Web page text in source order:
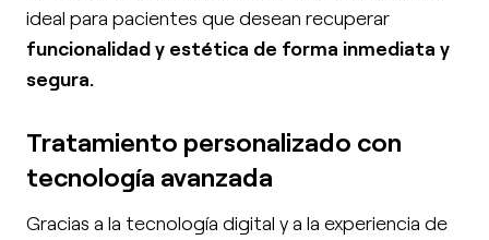
ideal para pacientes que desean recuperar
funcionalidad y estética de forma inmediata y
segura.
Tratamiento personalizado con
tecnología avanzada
Gracias a la tecnología digital y a la experiencia de